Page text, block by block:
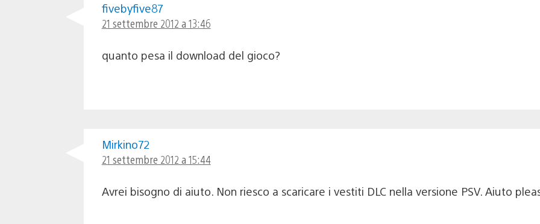
fivebyfive87
21 settembre 2012 a 13:46
quanto pesa il download del gioco?
Mirkino72
21 settembre 2012 a 15:44
Avrei bisogno di aiuto. Non riesco a scaricare i vestiti DLC nella versione PSV. Aiuto